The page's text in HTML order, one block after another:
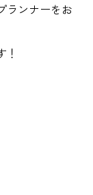
ランナーをお